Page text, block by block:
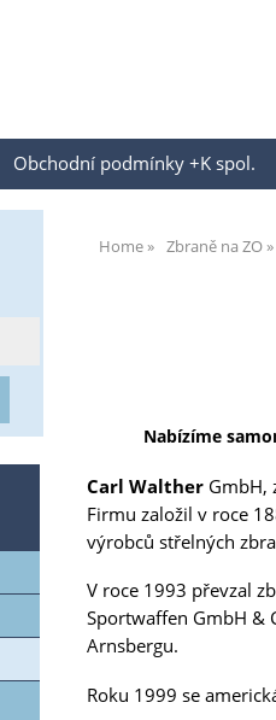
Obchodní podmínky +K spol.
Home Zbraně na ZO
Nabízíme
Carl Walther GmbH,
Firmu založil v roce
výrobců střelných
V roce 1993 převzal
Sportwaffen GmbH &
Arnsbergu.
Roku 1999 se